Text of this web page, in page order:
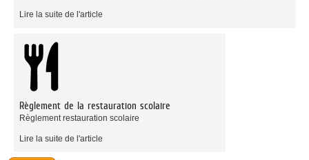
Lire la suite de l'article
Règlement de la restauration scolaire
Règlement restauration scolaire
Lire la suite de l'article